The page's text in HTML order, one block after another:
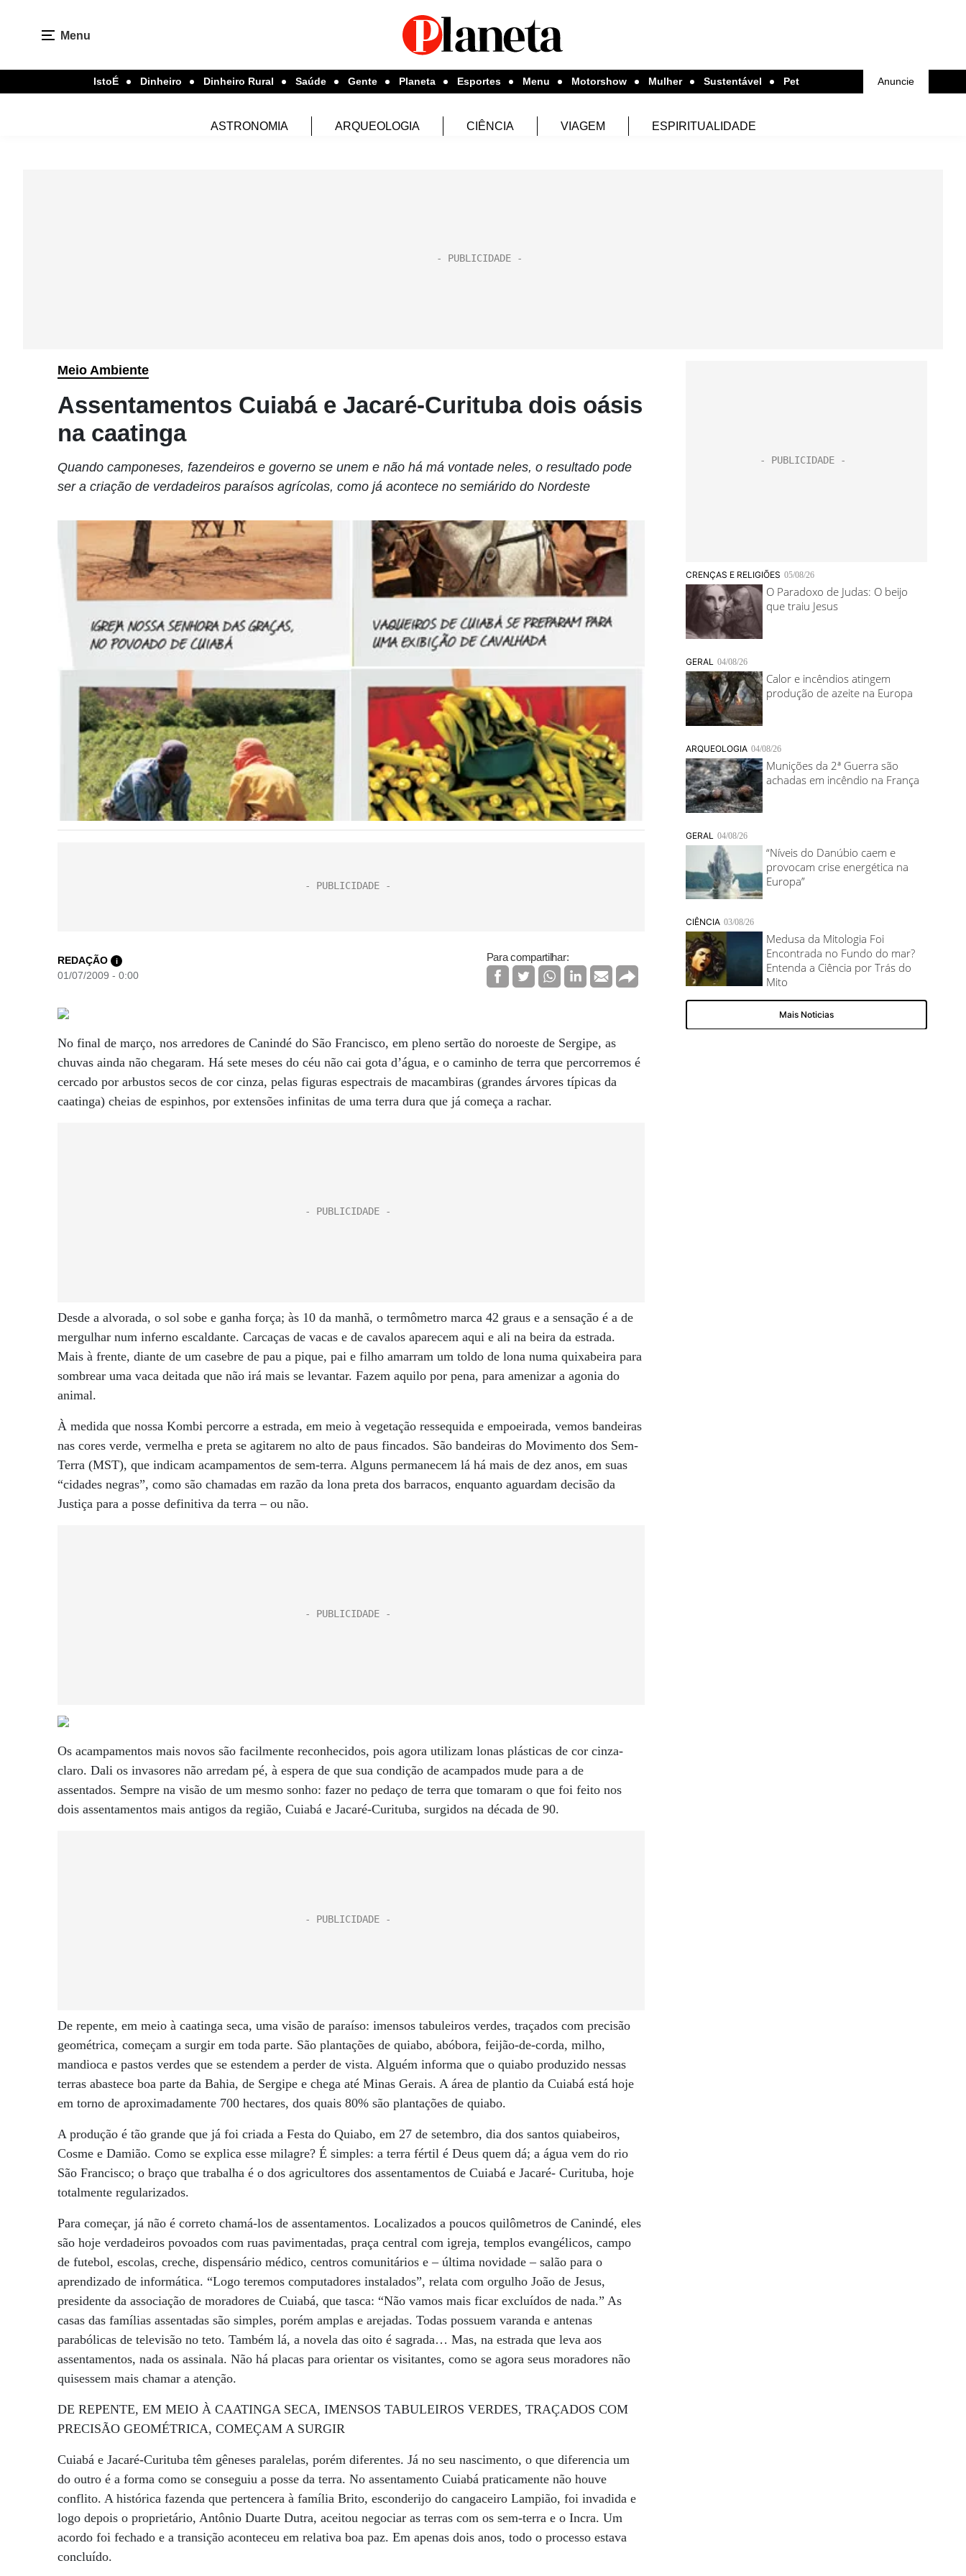
Menu
IstoÉ Dinheiro Dinheiro Rural Saúde Gente Planeta Esportes Menu Motorshow Mulher Sustentável Pet Anuncie
ASTRONOMIA ARQUEOLOGIA CIÊNCIA VIAGEM ESPIRITUALIDADE
Meio Ambiente
Assentamentos Cuiabá e Jacaré-Curituba dois oásis
na caatinga
Quando camponeses, fazendeiros e governo se unem e não há má vontade neles, o resultado pode
ser a criação de verdadeiros paraísos agrícolas, como já acontece no semiárido do Nordeste
REDAÇÃO i
01/07/2009 - 0:00
Para compartilhar:
No final de março, nos arredores de Canindé do São Francisco, em pleno sertão do noroeste de Sergipe, as
chuvas ainda não chegaram. Há sete meses do céu não cai gota d’água, e o caminho de terra que percorremos é
cercado por arbustos secos de cor cinza, pelas figuras espectrais de macambiras (grandes árvores típicas da
caatinga) cheias de espinhos, por extensões infinitas de uma terra dura que já começa a rachar.
Desde a alvorada, o sol sobe e ganha força; às 10 da manhã, o termômetro marca 42 graus e a sensação é a de
mergulhar num inferno escaldante. Carcaças de vacas e de cavalos aparecem aqui e ali na beira da estrada.
Mais à frente, diante de um casebre de pau a pique, pai e filho amarram um toldo de lona numa quixabeira para
sombrear uma vaca deitada que não irá mais se levantar. Fazem aquilo por pena, para amenizar a agonia do
animal.
À medida que nossa Kombi percorre a estrada, em meio à vegetação ressequida e empoeirada, vemos bandeiras
nas cores verde, vermelha e preta se agitarem no alto de paus fincados. São bandeiras do Movimento dos Sem-
Terra (MST), que indicam acampamentos de sem-terra. Alguns permanecem lá há mais de dez anos, em suas
“cidades negras”, como são chamadas em razão da lona preta dos barracos, enquanto aguardam decisão da
Justiça para a posse definitiva da terra – ou não.
Os acampamentos mais novos são facilmente reconhecidos, pois agora utilizam lonas plásticas de cor cinza-
claro. Dali os invasores não arredam pé, à espera de que sua condição de acampados mude para a de
assentados. Sempre na visão de um mesmo sonho: fazer no pedaço de terra que tomaram o que foi feito nos
dois assentamentos mais antigos da região, Cuiabá e Jacaré-Curituba, surgidos na década de 90.
De repente, em meio à caatinga seca, uma visão de paraíso: imensos tabuleiros verdes, traçados com precisão
geométrica, começam a surgir em toda parte. São plantações de quiabo, abóbora, feijão-de-corda, milho,
mandioca e pastos verdes que se estendem a perder de vista. Alguém informa que o quiabo produzido nessas
terras abastece boa parte da Bahia, de Sergipe e chega até Minas Gerais. A área de plantio da Cuiabá está hoje
em torno de aproximadamente 700 hectares, dos quais 80% são plantações de quiabo.
A produção é tão grande que já foi criada a Festa do Quiabo, em 27 de setembro, dia dos santos quiabeiros,
Cosme e Damião. Como se explica esse milagre? É simples: a terra fértil é Deus quem dá; a água vem do rio
São Francisco; o braço que trabalha é o dos agricultores dos assentamentos de Cuiabá e Jacaré- Curituba, hoje
totalmente regularizados.
Para começar, já não é correto chamá-los de assentamentos. Localizados a poucos quilômetros de Canindé, eles
são hoje verdadeiros povoados com ruas pavimentadas, praça central com igreja, templos evangélicos, campo
de futebol, escolas, creche, dispensário médico, centros comunitários e – última novidade – salão para o
aprendizado de informática. “Logo teremos computadores instalados”, relata com orgulho João de Jesus,
presidente da associação de moradores de Cuiabá, que tasca: “Não vamos mais ficar excluídos de nada.” As
casas das famílias assentadas são simples, porém amplas e arejadas. Todas possuem varanda e antenas
parabólicas de televisão no teto. Também lá, a novela das oito é sagrada… Mas, na estrada que leva aos
assentamentos, nada os assinala. Não há placas para orientar os visitantes, como se agora seus moradores não
quisessem mais chamar a atenção.
DE REPENTE, EM MEIO À CAATINGA SECA, IMENSOS TABULEIROS VERDES, TRAÇADOS COM
PRECISÃO GEOMÉTRICA, COMEÇAM A SURGIR
Cuiabá e Jacaré-Curituba têm gêneses paralelas, porém diferentes. Já no seu nascimento, o que diferencia um
do outro é a forma como se conseguiu a posse da terra. No assentamento Cuiabá praticamente não houve
conflito. A histórica fazenda que pertencera à família Brito, esconderijo do cangaceiro Lampião, foi invadida e
logo depois o proprietário, Antônio Duarte Dutra, aceitou negociar as terras com os sem-terra e o Incra. Um
acordo foi fechado e a transição aconteceu em relativa boa paz. Em apenas dois anos, todo o processo estava
concluído.